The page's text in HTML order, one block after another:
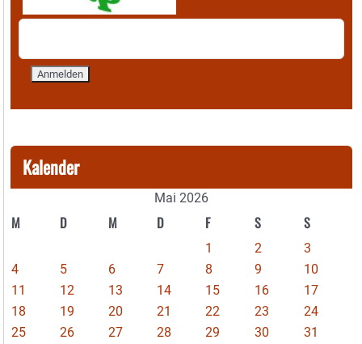
Kalender
Mai 2026
M D M D F S S
1 2
3
4
5 6 7 8 9
10
11
12 13 14 15 16
17
18
19 20 21 22 23
24
25
26 27 28 29 30
31